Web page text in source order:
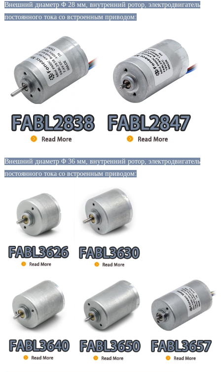
Внешний диаметр Φ 28 мм, внутренний ротор, электродвигатель
постоянного тока со встроенным приводом:
Внешний диаметр Φ 36 мм, внутренний ротор, электродвигатель
постоянного тока со встроенным приводом: